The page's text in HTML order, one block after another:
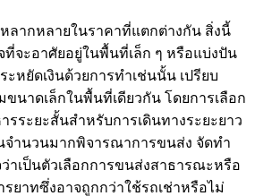
ากหลายในราคาที่แตกต่างกัน สิ่งนี้
ที่จะอาศัยอยู่ในพื้นที่เล็ก ๆ หรือแบ่งปัน
หยัดเงินด้วยการทำเช่นนั้น เปรียบ
นาดเล็กในพื้นที่เดียวกัน โดยการเลือก
รระยะสั้นสำหรับการเดินทางระยะยาว
จำนวนมากพิจารณาการขนส่ง จัดทำ
าเป็นตัวเลือกการขนส่งสาธารณะหรือ
ยาทซึ่งอาจถูกกว่าใช้รถเช่าหรือไม่